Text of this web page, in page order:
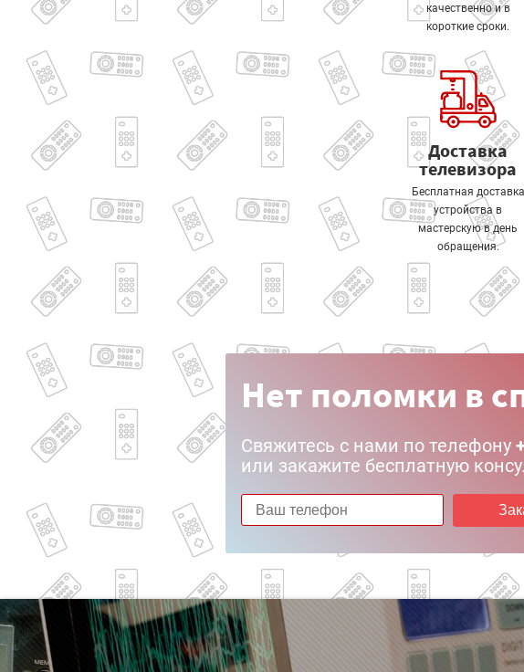
качественно и в
короткие сроки.
Доставка
телевизора
Бесплатная доставка
устройства в
мастерскую в день
обращения.
Нет поломки в
Свяжитесь с нами по телефону
или закажите бесплатную